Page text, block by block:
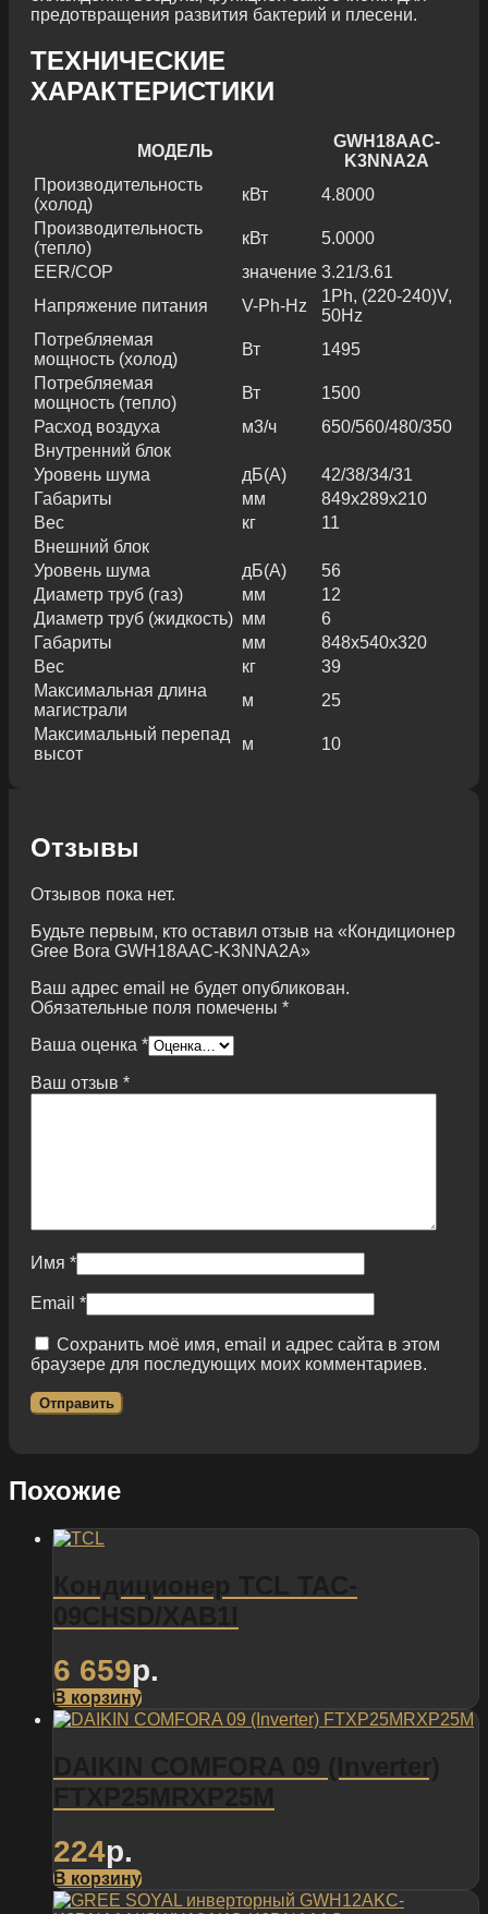
предотвращения развития бактерий и плесени.
ТЕХНИЧЕСКИЕ
ХАРАКТЕРИСТИКИ
МОДЕЛЬ
GWH18AAC-
K3NNA2A
Производительность
(холод)
кВт
4.8000
Производительность
(тепло)
кВт
5.0000
EER/COP
значение 3.21/3.61
Напряжение питания
V-Ph-Hz
1Ph, (220-240)V,
50Hz
Потребляемая
мощность (холод)
Вт
1495
Потребляемая
мощность (тепло)
Вт
1500
Расход воздуха
м3/ч
650/560/480/350
Внутренний блок
Уровень шума
дБ(А)
42/38/34/31
Габариты
мм
849х289х210
Вес
кг
11
Внешний блок
Уровень шума
дБ(А)
56
Диаметр труб (газ)
мм
12
Диаметр труб (жидкость) мм
6
Габариты
мм
848х540х320
Вес
кг
39
Максимальная длина
магистрали
м
25
Максимальный перепад
высот
м 10
Отзывы
Отзывов пока нет.
Будьте первым, кто оставил отзыв на «Кондиционер
Gree Bora GWH18AAC-K3NNA2A»
Ваш адрес email не будет опубликован.
Обязательные поля помечены *
Ваша оценка *
Ваш отзыв *
Имя *
Email *
Сохранить моё имя, email и адрес сайта в этом
браузере для последующих моих комментариев.
Похожие
6 659р.
В корзину
224р.
В корзину